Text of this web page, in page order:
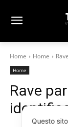
Home Home
Home
Rave
Questo